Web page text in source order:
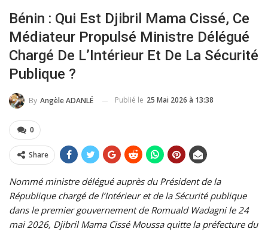
Bénin : Qui Est Djibril Mama Cissé, Ce
Médiateur Propulsé Ministre Délégué
Chargé De L’Intérieur Et De La Sécurité
Publique ?
By Angèle ADANLÉ Publié le 25 Mai 2026 à 13:38
0
Share
Nommé ministre délégué auprès du Président de la
République chargé de l’Intérieur et de la Sécurité publique
dans le premier gouvernement de Romuald Wadagni le 24
mai 2026, Djibril Mama Cissé Moussa quitte la préfecture du